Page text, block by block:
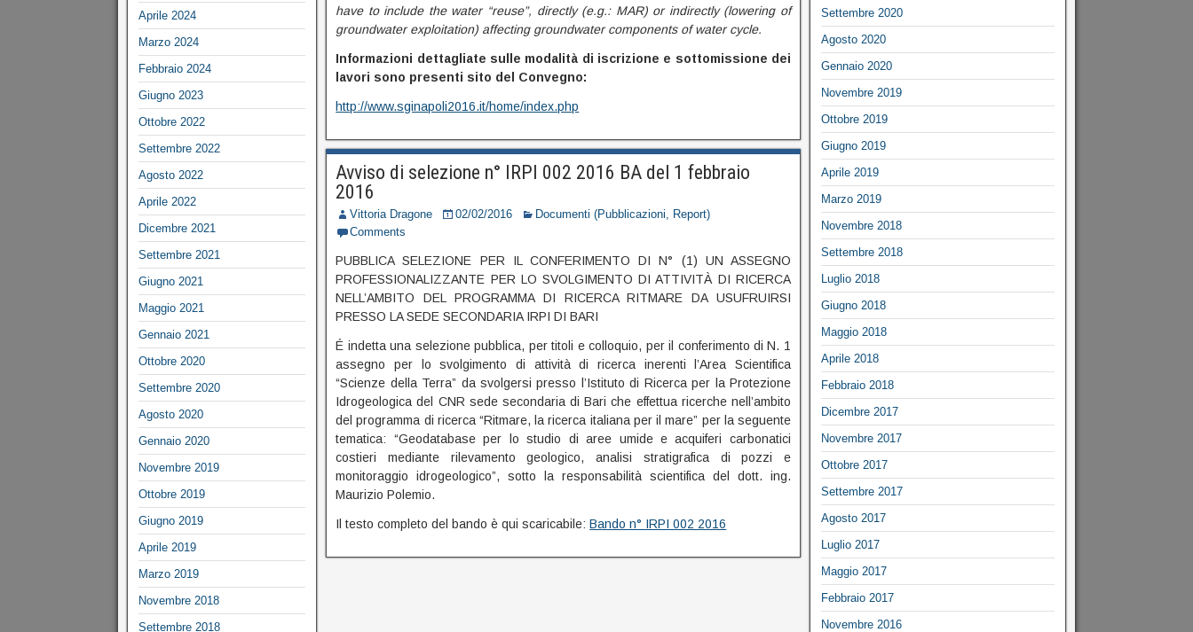
have to include the water “reuse”, directly (e.g.: MAR) or indirectly (lowering of
groundwater exploitation) affecting groundwater components of water cycle.
Informazioni dettagliate sulle modalità di iscrizione e sottomissione dei
lavori sono presenti sito del Convegno:
http://www.sginapoli2016.it/home/index.php
Avviso di selezione n° IRPI 002 2016 BA del 1 febbraio
2016
Vittoria Dragone 02/02/2016
Documenti (Pubblicazioni, Report)
Comments
PUBBLICA SELEZIONE PER IL CONFERIMENTO DI N° (1) UN ASSEGNO
PROFESSIONALIZZANTE PER LO SVOLGIMENTO DI ATTIVITÀ DI RICERCA
NELL’AMBITO DEL PROGRAMMA DI RICERCA RITMARE DA USUFRUIRSI
PRESSO LA SEDE SECONDARIA IRPI DI BARI
É indetta una selezione pubblica, per titoli e colloquio, per il conferimento di N. 1
assegno per lo svolgimento di attività di ricerca inerenti l’Area Scientifica
“Scienze della Terra” da svolgersi presso l’Istituto di Ricerca per la Protezione
Idrogeologica del CNR sede secondaria di Bari che effettua ricerche nell’ambito
del programma di ricerca “Ritmare, la ricerca italiana per il mare” per la seguente
tematica: “Geodatabase per lo studio di aree umide e acquiferi carbonatici
costieri mediante rilevamento geologico, analisi stratigrafica di pozzi e
monitoraggio idrogeologico”, sotto la responsabilità scientifica del dott. ing.
Maurizio Polemio.
Il testo completo del bando è qui scaricabile:Bando n° IRPI 002 2016
Aprile 2024
Marzo 2024
Febbraio 2024
Giugno 2023
Ottobre 2022
Settembre 2022
Agosto 2022
Aprile 2022
Dicembre 2021
Settembre 2021
Giugno 2021
Maggio 2021
Gennaio 2021
Ottobre 2020
Settembre 2020
Agosto 2020
Gennaio 2020
Novembre 2019
Ottobre 2019
Giugno 2019
Aprile 2019
Marzo 2019
Novembre 2018
Settembre 2018
Settembre 2020
Agosto 2020
Gennaio 2020
Novembre 2019
Ottobre 2019
Giugno 2019
Aprile 2019
Marzo 2019
Novembre 2018
Settembre 2018
Luglio 2018
Giugno 2018
Maggio 2018
Aprile 2018
Febbraio 2018
Dicembre 2017
Novembre 2017
Ottobre 2017
Settembre 2017
Agosto 2017
Luglio 2017
Maggio 2017
Febbraio 2017
Novembre 2016